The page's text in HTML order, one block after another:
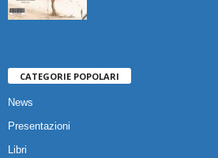
CATEGORIE POPOLARI
News
Presentazioni
Libri